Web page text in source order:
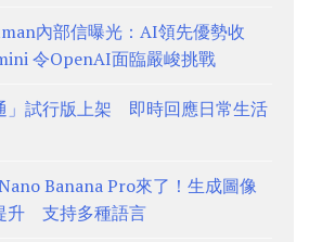
內部信曝光：AI領先優勢收
令OpenAI面臨嚴峻挑戰
」試行版上架 即時回應日常生活
Banana Pro來了！生成圖像
升 支持多種語言